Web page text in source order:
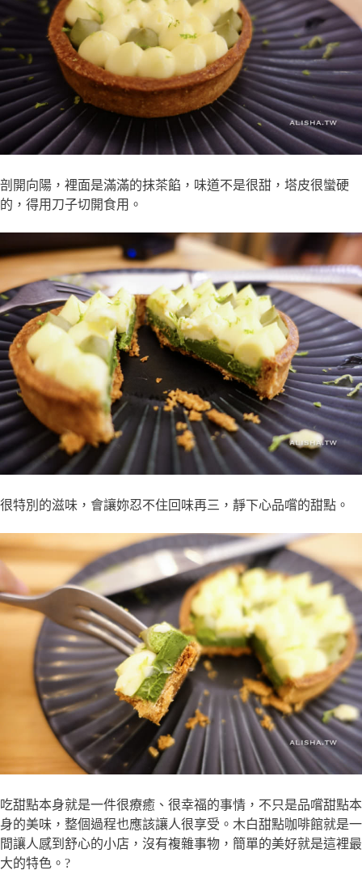
剖開向陽，裡面是滿滿的抹茶餡，味道不是很甜，塔皮很蠻硬
的，得用刀子切開食用。
很特別的滋味，會讓妳忍不住回味再三，靜下心品嚐的甜點。
吃甜點本身就是一件很療癒、很幸福的事情，不只是品嚐甜點本
身的美味，整個過程也應該讓人很享受。木白甜點咖啡館就是一
間讓人感到舒心的小店，沒有複雜事物，簡單的美好就是這裡最
大的特色。?